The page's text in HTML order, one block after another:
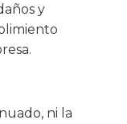
y
ni la